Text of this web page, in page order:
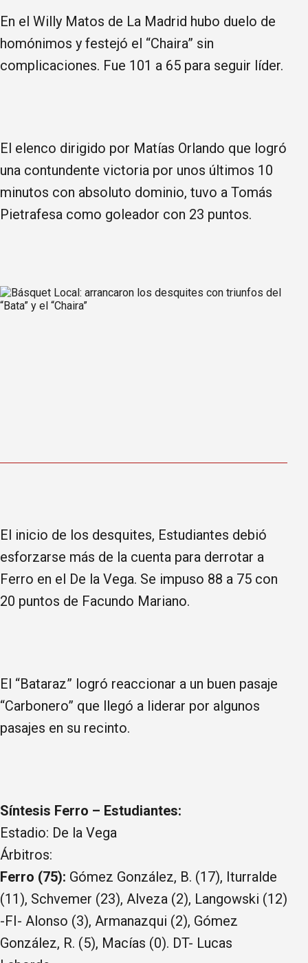
En el Willy Matos de La Madrid hubo duelo de
homónimos y festejó el “Chaira” sin
complicaciones. Fue 101 a 65 para seguir líder.
El elenco dirigido por Matías Orlando que logró
una contundente victoria por unos últimos 10
minutos con absoluto dominio, tuvo a Tomás
Pietrafesa como goleador con 23 puntos.
El inicio de los desquites, Estudiantes debió
esforzarse más de la cuenta para derrotar a
Ferro en el De la Vega. Se impuso 88 a 75 con
20 puntos de Facundo Mariano.
El “Bataraz” logró reaccionar a un buen pasaje
“Carbonero” que llegó a liderar por algunos
pasajes en su recinto.
Síntesis Ferro – Estudiantes:
Estadio: De la Vega
Árbitros:
Ferro (75): Gómez González, B. (17), Iturralde
(11), Schvemer (23), Alveza (2), Langowski (12)
-FI- Alonso (3), Armanazqui (2), Gómez
González, R. (5), Macías (0). DT- Lucas